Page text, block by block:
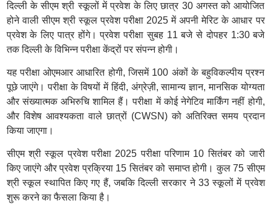
दिल्ली के सीएम श्री स्कूलों में प्रवेश के लिए छात्र 30 अगस्त को आयोजित
होने वाली सीएम श्री स्कूल प्रवेश परीक्षा 2025 में अपनी मेरिट के आधार पर
प्रवेश के लिए पात्र होंगे। प्रवेश परीक्षा सुबह 11 बजे से दोपहर 1:30 बजे
तक दिल्ली के विभिन्न परीक्षा केंद्रों पर संपन्न होगी।
यह परीक्षा ओएमआर आधारित होगी, जिसमें 100 अंकों के बहुविकल्पीय प्रश्न
पूछे जाएंगे। परीक्षा के विषयों में हिंदी, अंग्रेज़ी, सामान्य ज्ञान, मानसिक योग्यता
और संख्यात्मक अभिरुचि शामिल हैं। परीक्षा में कोई नेगेटिव मार्किंग नहीं होगी,
और विशेष आवश्यकता वाले छात्रों (CWSN) को अतिरिक्त समय प्रदान
किया जाएगा।
सीएम श्री स्कूल प्रवेश परीक्षा 2025 परीक्षा परिणाम 10 सितंबर को जारी
किए जाएंगे और प्रवेश प्रक्रिया 15 सितंबर को समाप्त होगी। कुल 75 सीएम
श्री स्कूल स्थापित किए गए हैं, जबकि दिल्ली सरकार ने 33 स्कूलों में प्रवेश
शुरू करने का फैसला किया है।